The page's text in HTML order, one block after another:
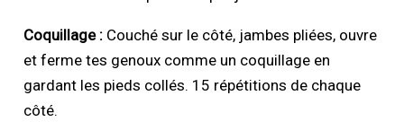
Coquillage : Couché sur le côté, jambes pliées, ouvre
et ferme tes genoux comme un coquillage en
gardant les pieds collés. 15 répétitions de chaque
côté.